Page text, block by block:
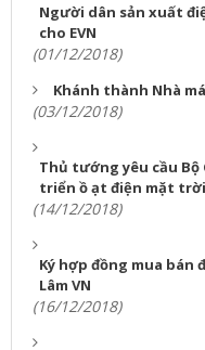
Người dân sản xuất
cho EVN
(01/12/2018)
Khánh thành Nhà
(03/12/2018)
Thủ tướng yêu cầu
triển ồ ạt điện mặt trời
(14/12/2018)
Ký hợp đồng mua bán
Lâm VN
(16/12/2018)